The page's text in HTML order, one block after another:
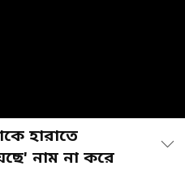
হারাতে
নাম না করে